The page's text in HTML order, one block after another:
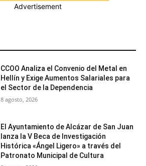
CCOO Analiza el Convenio del Metal en
Hellín y Exige Aumentos Salariales para
el Sector de la Dependencia
8 agosto, 2026
El Ayuntamiento de Alcázar de San Juan
lanza la V Beca de Investigación
Histórica «Ángel Ligero» a través del
Patronato Municipal de Cultura